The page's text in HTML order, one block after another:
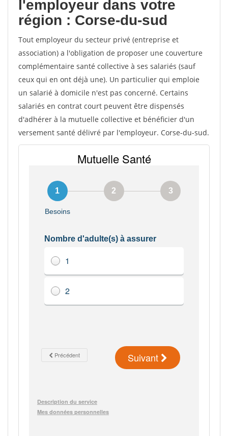
l'employeur dans votre
région : Corse-du-sud
Tout employeur du secteur privé (entreprise et
association) a l'obligation de proposer une couverture
complémentaire santé collective à ses salariés (sauf
ceux qui en ont déjà une). Un particulier qui emploie
un salarié à domicile n'est pas concerné. Certains
salariés en contrat court peuvent être dispensés
d'adhérer à la mutuelle collective et bénéficier d'un
versement santé délivré par l'employeur. Corse-du-sud.